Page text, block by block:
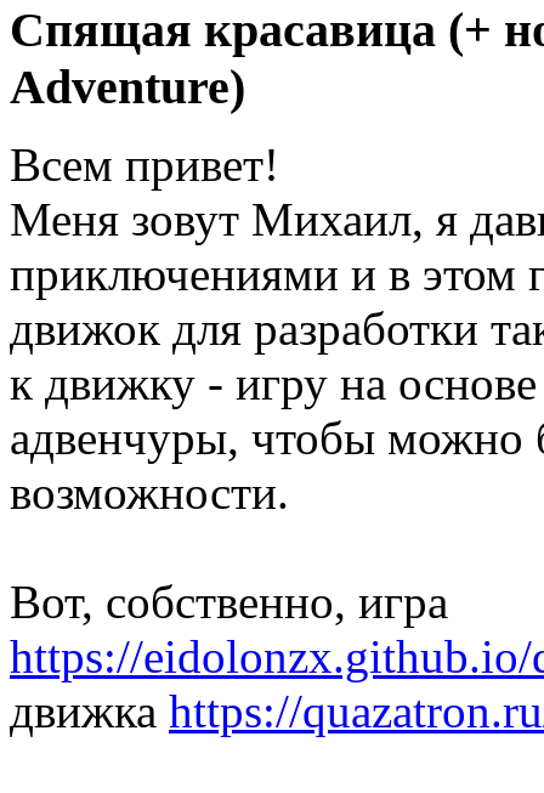
Спящая красавица (+
Adventure)
Всем привет!
Меня зовут Михаил, я
приключениями и в этом
движок для разработки
к движку - игру на
адвенчуры, чтобы можно
возможности.
Вот, собственно, игра
https://eidolonzx.github.io/
движка https://